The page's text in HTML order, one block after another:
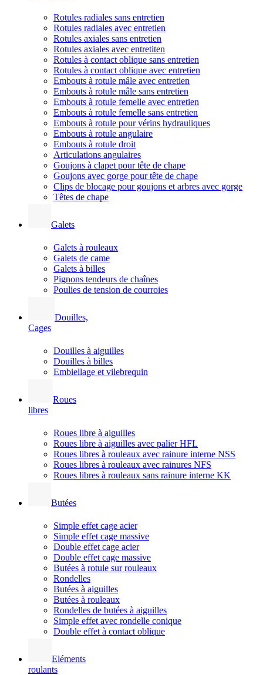
Rotules radiales sans entretien
Rotules radiales avec entretien
Rotules axiales sans entretien
Rotules axiales avec entretiten
Rotules à contact oblique sans entretien
Rotules à contact oblique avec entretien
Embouts à rotule mâle avec entretien
Embouts à rotule mâle sans entretien
Embouts à rotule femelle avec entretien
Embouts à rotule femelle sans entretien
Embouts à rotule pour vérins hydrauliques
Embouts à rotule angulaire
Embouts à rotule droit
Articulations angulaires
Goujons à clapet pour tête de chape
Goujons avec gorge pour tête de chape
Clips de blocage pour goujons et arbres avec gorge
Têtes de chape
Galets
Galets à rouleaux
Galets de came
Galets à billes
Pignons tendeurs de chaînes
Poulies de tension de courroies
Douilles,
Cages
Douilles à aiguilles
Douilles à billes
Embiellage et vilebrequin
Roues
libres
Roues libre à aiguilles
Roues libre à aiguilles avec palier HFL
Roues libres à rouleaux avec rainure interne NSS
Roues libres à rouleaux avec rainures NFS
Roues libres à rouleaux sans rainure interne KK
Butées
Simple effet cage acier
Simple effet cage massive
Double effet cage acier
Double effet cage massive
Butées à rotule sur rouleaux
Rondelles
Butées à aiguilles
Butées à rouleaux
Rondelles de butées à aiguilles
Simple effet avec rondelle conique
Double effet à contact oblique
Eléments
roulants